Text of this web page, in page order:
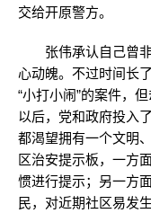
交给开原警方。
张伟承认自己曾
心动魄。不过时间长
“小打小闹”的案件，
以后，党和政府投入
都渴望拥有一个文明
区治安提示板，一方
惯进行提示；另一方
民，对近期社区易发